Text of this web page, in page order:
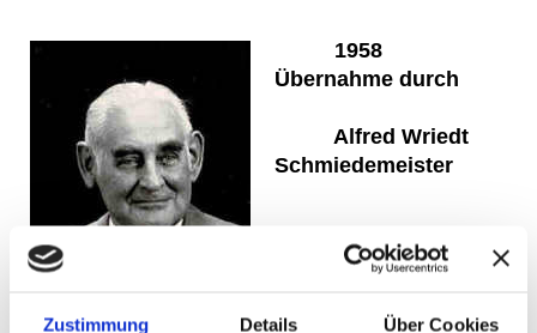
Zustimmung Details Über Cookies
1958
Übernahme durch
Alfred Wriedt
Schmiedemeister